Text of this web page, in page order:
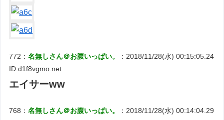
772：名無しさん＠お腹いっぱい。
：2018/11/28(水) 00:15:05.24
ID:d1f8vgmo.net
エイサーww
768：名無しさん＠お腹いっぱい。
：2018/11/28(水) 00:14:04.29